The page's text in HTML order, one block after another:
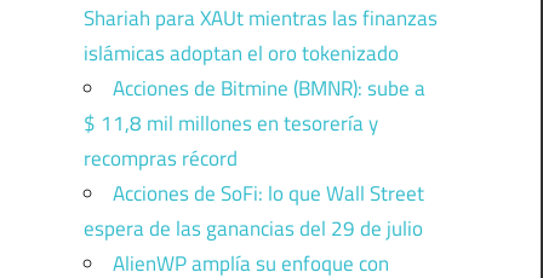
Shariah para XAUt mientras las finanzas
islámicas adoptan el oro tokenizado
Acciones de Bitmine (BMNR): sube a
$ 11,8 mil millones en tesorería y
recompras récord
Acciones de SoFi: lo que Wall Street
espera de las ganancias del 29 de julio
AlienWP amplía su enfoque con